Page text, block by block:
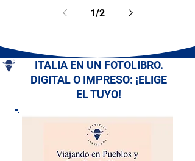
1/2
ITALIA EN UN FOTOLIBRO.
DIGITAL O IMPRESO: ¡ELIGE
EL TUYO!